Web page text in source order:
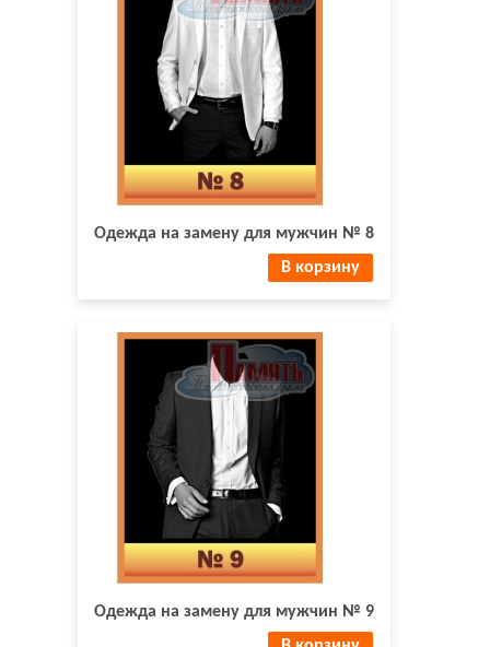
Одежда на замену для мужчин № 8
В корзину
Одежда на замену для мужчин № 9